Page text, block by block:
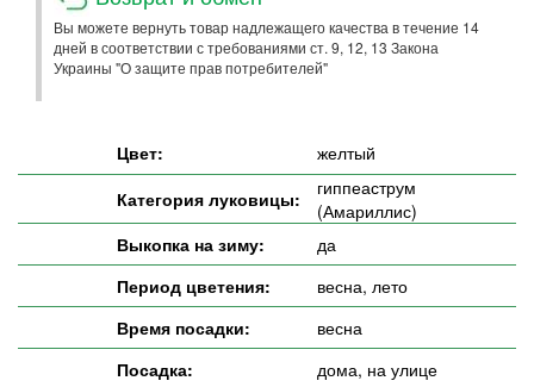
Вы можете вернуть товар надлежащего качества в течение 14
дней в соответствии с требованиями ст. 9, 12, 13 Закона
Украины "О защите прав потребителей"
Цвет:
желтый
Категория луковицы:
гиппеаструм
(Амариллис)
Выкопка на зиму:
да
Период цветения:
весна, лето
Время посадки:
весна
Посадка:
дома, на улице